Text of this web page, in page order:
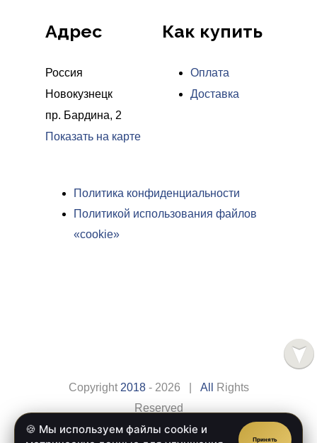
🍪 Мы используем файлы cookie и
Принять
Адрес
Россия
Новокузнецк
пр. Бардина, 2
Показать на карте
Как купить
Оплата
Доставка
Политика конфиденциальности
Политикой использования файлов
«cookie»
Copyright2018- 2026 | All
Rights
Reserved
Сайт разработан компанией Веб-сайт.рус